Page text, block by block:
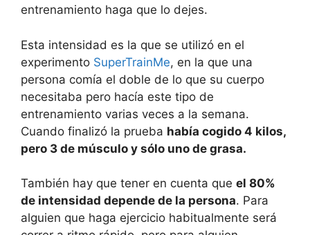
entrenamiento haga que lo dejes.
Esta intensidad es la que se utilizó en el
experimento SuperTrainMe, en la que una
persona comía el doble de lo que su cuerpo
necesitaba pero hacía este tipo de
entrenamiento varias veces a la semana.
Cuando finalizó la prueba había cogido 4 kilos,
pero 3 de músculo y sólo uno de grasa.
También hay que tener en cuenta que el 80%
de intensidad depende de la persona. Para
alguien que haga ejercicio habitualmente será